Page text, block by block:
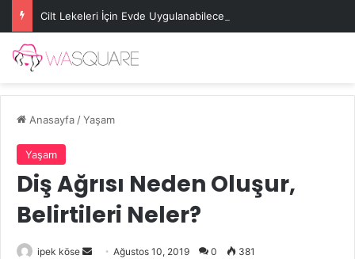
Cilt Lekeleri İçin Evde Uygulanabilecek Basit Maskeler
Anasayfa/Yaşam
Yaşam
Diş Ağrısı Neden Oluşur,
Belirtileri Neler?
ipek köse
Bir
Ağustos 10, 2019 0 381